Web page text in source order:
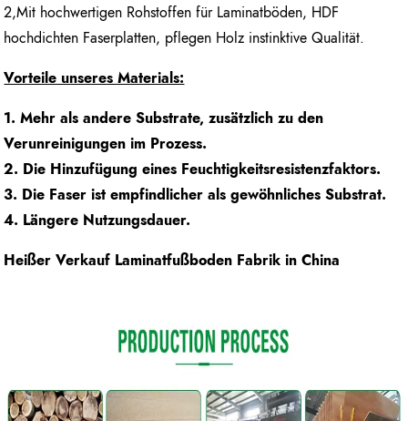
2,Mit hochwertigen Rohstoffen für Laminatböden, HDF
hochdichten Faserplatten, pflegen Holz instinktive Qualität.
Vorteile unseres Materials:
1. Mehr als andere Substrate, zusätzlich zu den
Verunreinigungen im Prozess.
2. Die Hinzufügung eines Feuchtigkeitsresistenzfaktors.
3. Die Faser ist empfindlicher als gewöhnliches Substrat.
4. Längere Nutzungsdauer.
Heißer Verkauf Laminatfußboden Fabrik in China